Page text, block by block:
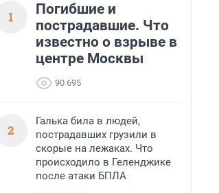
1
Погибшие и
пострадавшие. Что
известно о взрыве в
центре Москвы
90 695
2
Галька била в людей,
пострадавших грузили в
скорые на лежаках. Что
происходило в Геленджике
после атаки БПЛА